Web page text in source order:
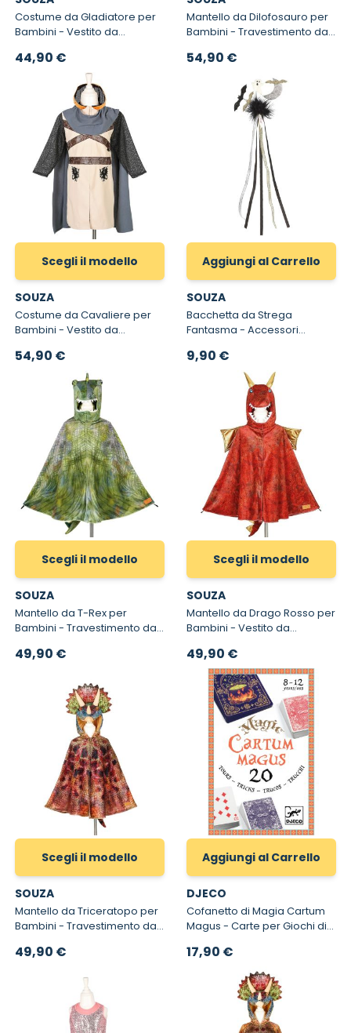
Costume da Gladiatore per
Bambini - Vestito da
Bambino
44,90 €
Mantello da Dilofosauro per
Bambini - Travestimento da
A partire da
54,90 €
Scegli il modello
SOUZA
Costume da Cavaliere per
Bambini - Vestito da
Bambino
54,90 €
Aggiungi al Carrello
SOUZA
Bacchetta da Strega
Fantasma - Accessori
9,90 €
Scegli il modello
SOUZA
Mantello da T-Rex per
Bambini - Travestimento da
A partire da
49,90 €
Scegli il modello
SOUZA
Mantello da Drago Rosso per
Bambini - Vestito da
Bambino
A partire da
49,90 €
Scegli il modello
SOUZA
Mantello da Triceratopo per
Bambini - Travestimento da
A partire da
49,90 €
Aggiungi al Carrello
DJECO
Cofanetto di Magia Cartum
Magus - Carte per Giochi di
17,90 €